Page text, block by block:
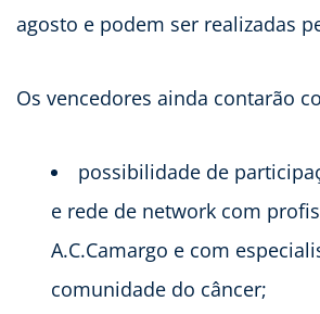
agosto e podem ser realizadas
Os vencedores ainda contarão
possibilidade de
e rede de network com
A.C.Camargo e com
comunidade do câncer;